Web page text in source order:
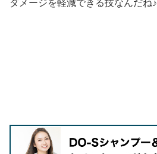
ダメージを軽減できる技なんだね♪